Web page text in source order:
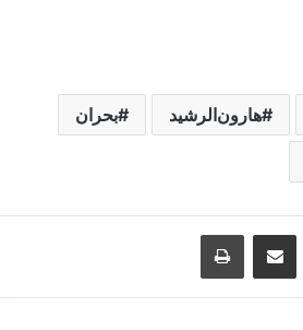
هارون‌الرشید بحران
اشتراک گذاری از طریق ایمیل چاپ